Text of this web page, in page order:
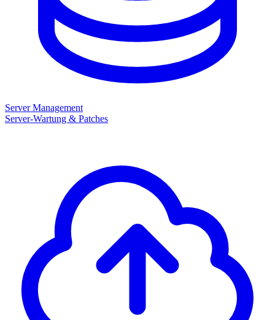
Server Management
Server-Wartung & Patches